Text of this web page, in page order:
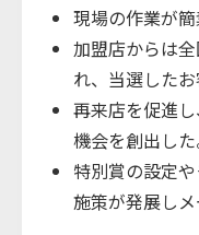
現場の作業が簡
加盟店からは
れ、当選したお
再来店を促進
機会を創出した
特別賞の設定や
施策が発展しメ